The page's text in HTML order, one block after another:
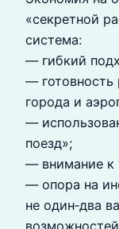
«секретной
система:
— гибкий
— готовность
города и
—
поезд»;
— внимание к
— опора на
не один‑два